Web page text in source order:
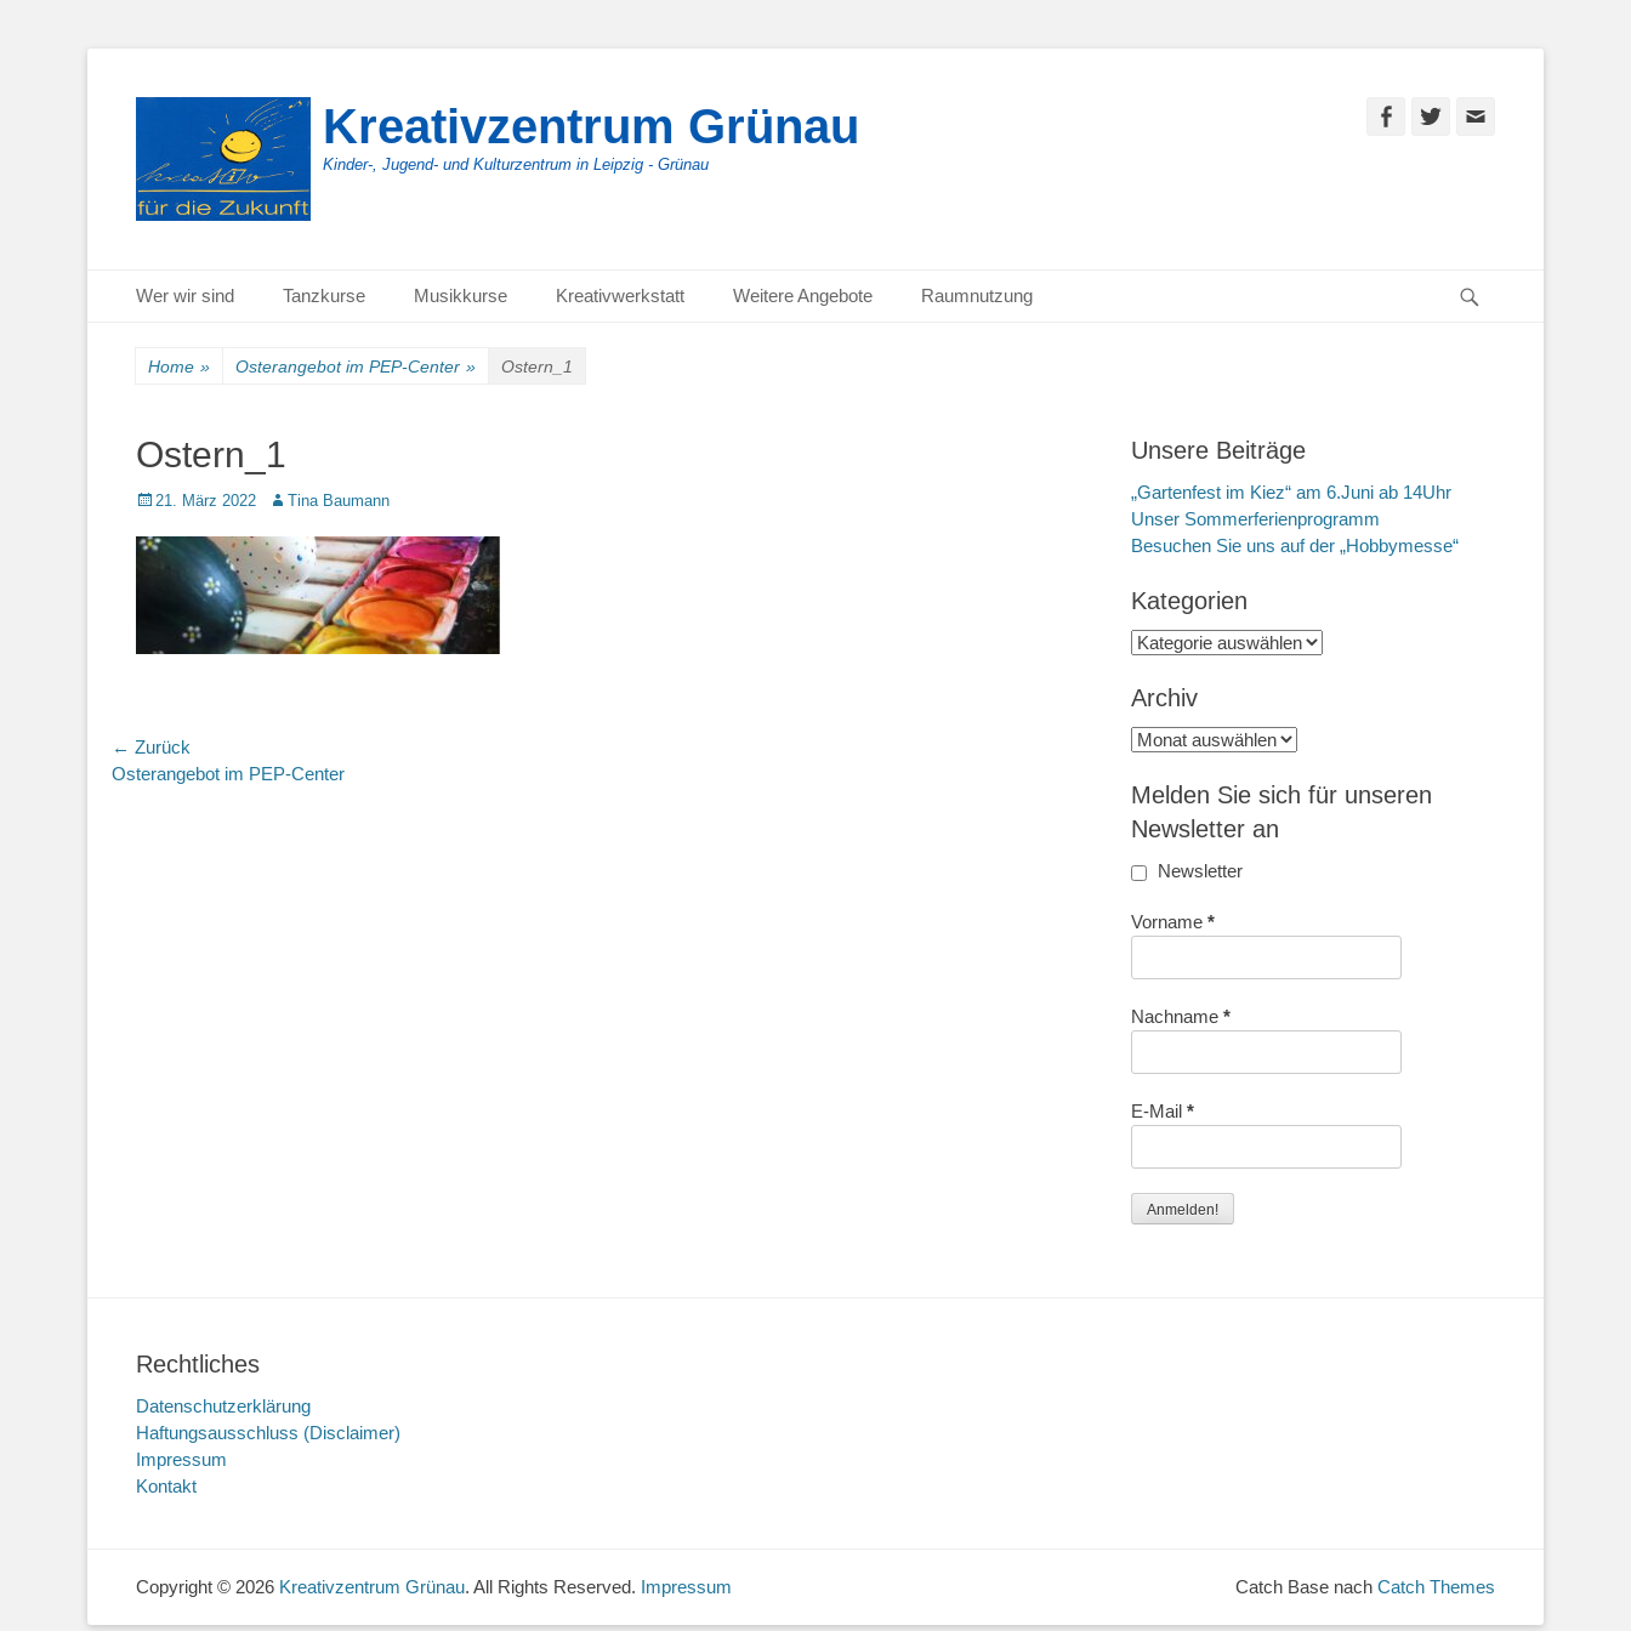
Kreativzentrum Grünau
Kinder-, Jugend- und Kulturzentrum in Leipzig - Grünau
Facebook
Twitter
Primäres Menü
Inhalt
Wer wir sind Tanzkurse Musikkurse Kreativwerkstatt Weitere Angebote Raumnutzung
Home » Osterangebot im PEP-Center » Ostern_1
Ostern_1
Posted
21. März 2022 AutorTina Baumann
Beitragsnavigation
← Zurück
Vorheriger
Osterangebot im PEP-Center
Unsere Beiträge
„Gartenfest im Kiez“ am 6.Juni ab 14Uhr
Unser Sommerferienprogramm
Besuchen Sie uns auf der „Hobbymesse“
Kategorien
Kategorien
Archiv
Archiv
Melden Sie sich für unseren
Newsletter an
Newsletter
Vorname *
Nachname *
E-Mail *
Rechtliches
Datenschutzerklärung
Haftungsausschluss (Disclaimer)
Impressum
Kontakt
Copyright © 2026 Kreativzentrum Grünau. All Rights Reserved. Impressum Catch Base nach Catch Themes